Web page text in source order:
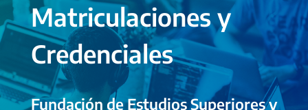
Matriculaciones y
Credenciales
Fundación de Estudios Superiores y